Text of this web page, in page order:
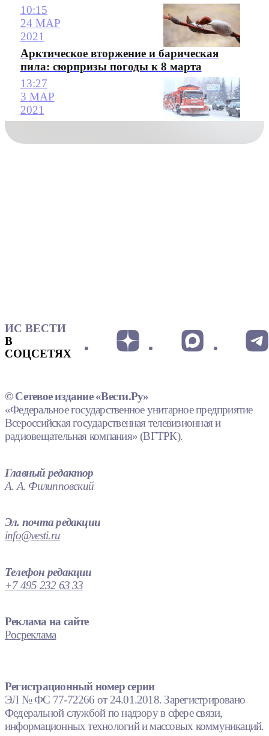
10:15
24 МАР
2021
Арктическое вторжение и барическая
пила: сюрпризы погоды к 8 марта
13:27
3 МАР
2021
ИС ВЕСТИ
В
СОЦСЕТЯХ
© Сетевое издание «Вести.Ру»
«Федеральное государственное унитарное предприятие
Всероссийская государственная телевизионная и
радиовещательная компания» (ВГТРК).
Главный редактор
А. А. Филипповский
Эл. почта редакции
info@vesti.ru
Телефон редакции
+7 495 232 63 33
Реклама на сайте
Росреклама
Регистрационный номер серии
ЭЛ № ФС 77-72266 от 24.01.2018. Зарегистрировано
Федеральной службой по надзору в сфере связи,
информационных технологий и массовых коммуникаций.